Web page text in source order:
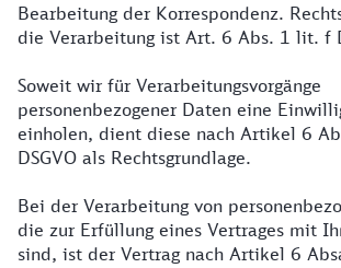
Bearbeitung der Korrespondenz.
die Verarbeitung ist Art. 6 Abs. 1 lit. f
Soweit wir für Verarbeitungsvorgänge
personenbezogener Daten eine
einholen, dient diese nach Artikel 6
DSGVO als Rechtsgrundlage.
Bei der Verarbeitung von
die zur Erfüllung eines Vertrages mit
sind, ist der Vertrag nach Artikel 6